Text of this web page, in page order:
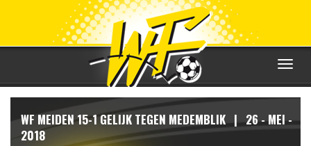
Toggle
WF MEIDEN 15-1 GELIJK TEGEN MEDEMBLIK | 26 - MEI -
2018